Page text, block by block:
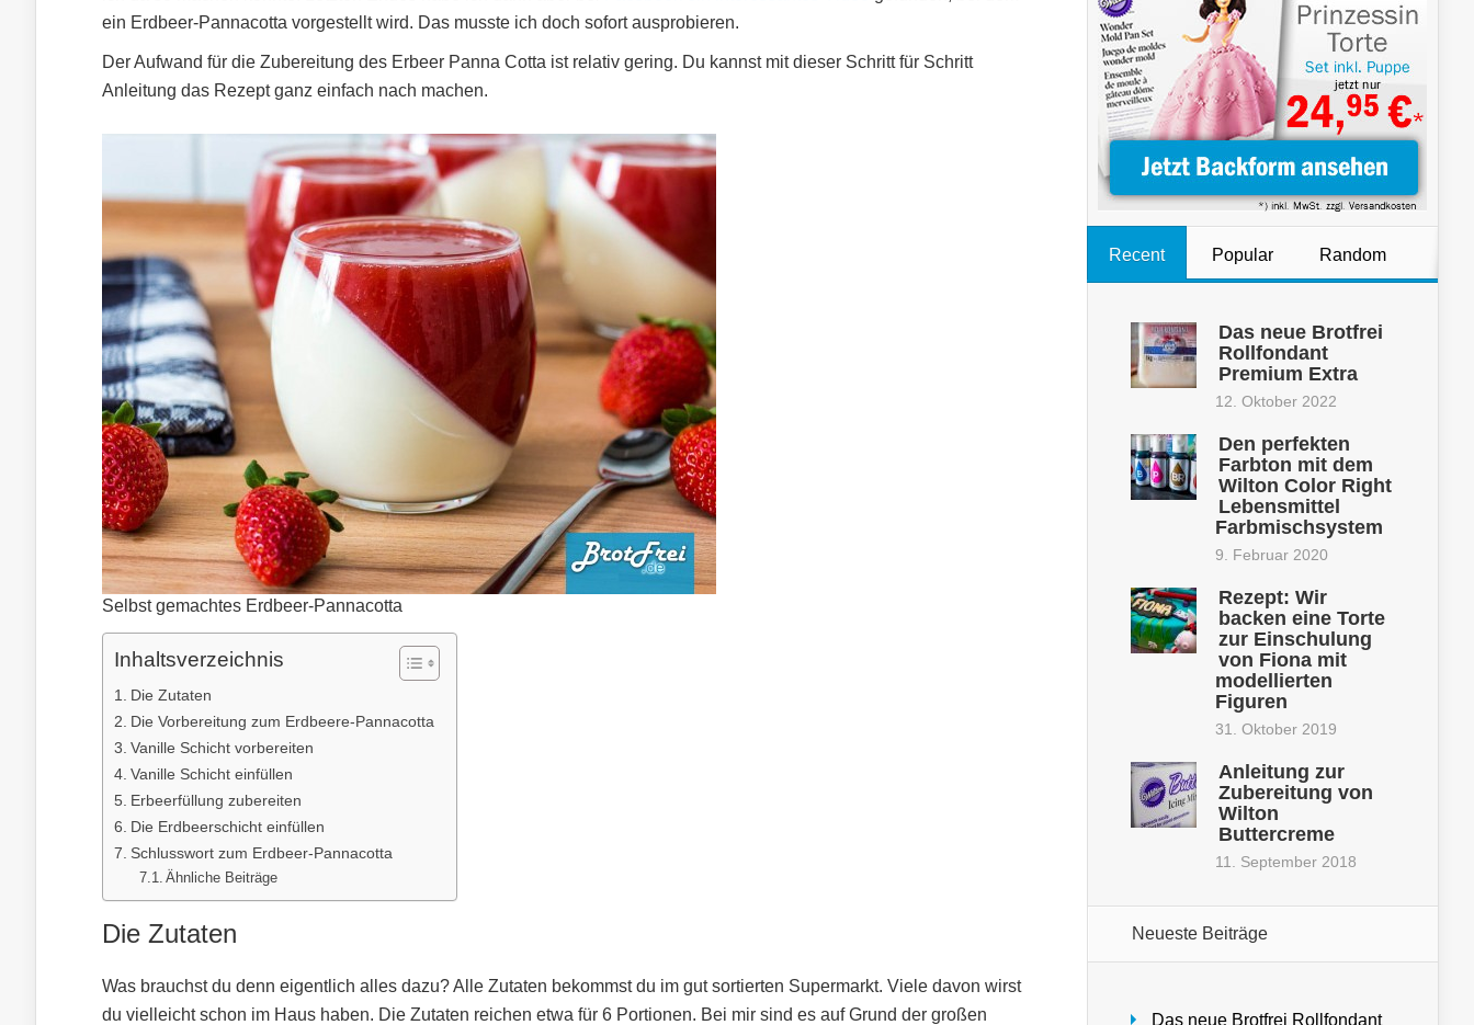
ein Erdbeer-Pannacotta vorgestellt wird. Das musste ich doch sofort ausprobieren.
Der Aufwand für die Zubereitung des Erbeer Panna Cotta ist relativ gering. Du kannst mit dieser Schritt für Schritt
Anleitung das Rezept ganz einfach nach machen.
Selbst gemachtes Erdbeer-Pannacotta
Inhaltsverzeichnis
Die Zutaten
Die Vorbereitung zum Erdbeere-Pannacotta
Vanille Schicht vorbereiten
Vanille Schicht einfüllen
Erbeerfüllung zubereiten
Die Erdbeerschicht einfüllen
Schlusswort zum Erdbeer-Pannacotta
Ähnliche Beiträge
Die Zutaten
Was brauchst du denn eigentlich alles dazu? Alle Zutaten bekommst du im gut sortierten Supermarkt. Viele davon wirst
du vielleicht schon im Haus haben. Die Zutaten reichen etwa für 6 Portionen. Bei mir sind es auf Grund der großen
Recent Popular Random
Das neue Brotfrei
Rollfondant
Premium Extra
12. Oktober 2022
Den perfekten
Farbton mit dem
Wilton Color Right
Lebensmittel
Farbmischsystem
9. Februar 2020
Rezept: Wir
backen eine Torte
zur Einschulung
von Fiona mit
modellierten
Figuren
31. Oktober 2019
Anleitung zur
Zubereitung von
Wilton
Buttercreme
11. September 2018
Neueste Beiträge
Das neue Brotfrei Rollfondant